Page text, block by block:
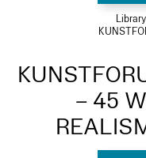
– 45